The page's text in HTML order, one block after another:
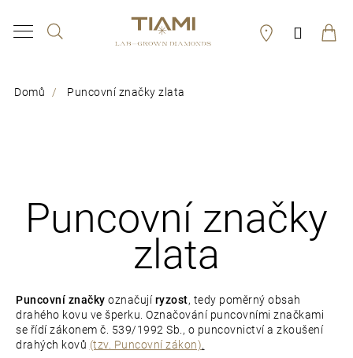
Hledat
Domů Puncovní značky zlata
Puncovní značky
zlata
Puncovní značky označují ryzost, tedy poměrný obsah
drahého kovu ve šperku. Označování puncovními značkami
se řídí zákonem č. 539/1992 Sb., o puncovnictví a zkoušení
drahých kovů (tzv. Puncovní zákon)
Zpět
Zpět
C
t
u
j